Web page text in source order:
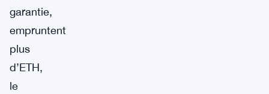
garantie,
empruntent
plus
d’ETH,
le